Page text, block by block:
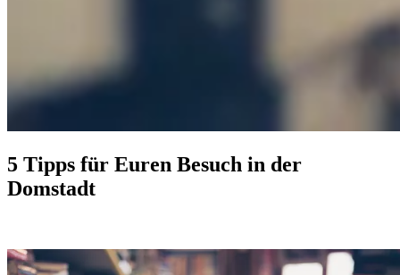
5 Tipps für Euren Besuch in der
Domstadt